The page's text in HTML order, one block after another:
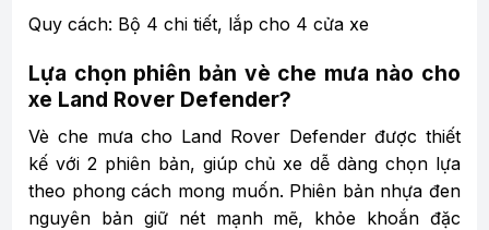
Quy cách: Bộ 4 chi tiết, lắp cho 4 cửa xe
Lựa chọn phiên bản vè che mưa nào cho
xe Land Rover Defender?
Vè che mưa cho Land Rover Defender được thiết
kế với 2 phiên bản, giúp chủ xe dễ dàng chọn lựa
theo phong cách mong muốn. Phiên bản nhựa đen
nguyên bản giữ nét mạnh mẽ, khỏe khoắn đặc